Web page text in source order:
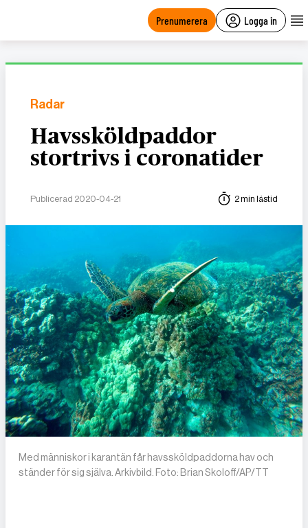
Prenumerera Logga in
Radar
Havssköldpaddor
stortrivs i coronatider
Publicerad 2020-04-21 2 min lästid
Med människor i karantän får havssköldpaddorna hav och
ständer för sig själva. Arkivbild. Foto: Brian Skoloff/AP/TT